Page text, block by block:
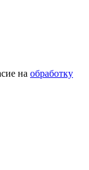
на обработку